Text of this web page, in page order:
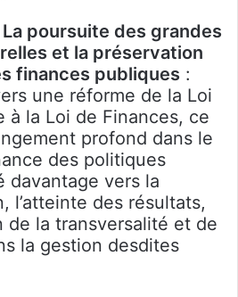
poursuite des grandes
et la préservation
finances publiques :
une réforme de la Loi
à la Loi de Finances, ce
profond dans le
des politiques
davantage vers la
l’atteinte des résultats,
de la transversalité et de
la gestion desdites